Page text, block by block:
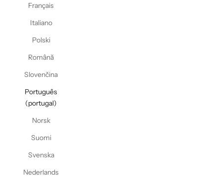
Français
Italiano
Polski
Română
Slovenčina
Português
(portugal)
Norsk
Suomi
Svenska
Nederlands